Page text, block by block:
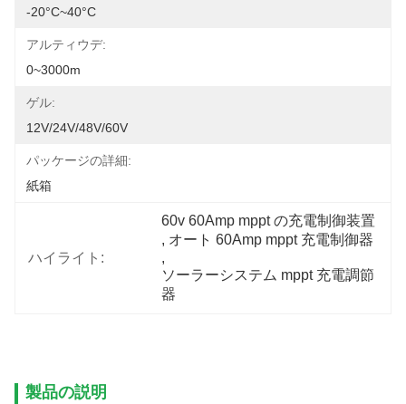
-20°C~40°C
アルティウデ:
0~3000m
ゲル:
12V/24V/48V/60V
パッケージの詳細:
紙箱
ハイライト:
60v 60Amp mppt の充電制御装置
, オート 60Amp mppt 充電制御器
,
ソーラーシステム mppt 充電調節
器
製品の説明